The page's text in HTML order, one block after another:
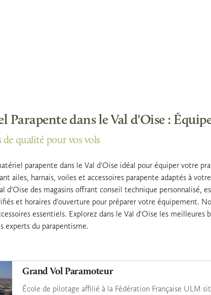
Parapente dans le Val d'Oise :
qualité pour vos vols
parapente dans le Val d'Oise idéal pour équiper votre
ailes, harnais, voiles et accessoires parapente adaptés à
d'Oise des magasins offrant conseil technique personnalisé,
et horaires d'ouverture pour préparer votre équipement.
essentiels. Explorez dans le Val d'Oise les
experts du parapentisme.
Grand Vol Paramoteur
École de pilotage affilié à la Fédération Française ULM